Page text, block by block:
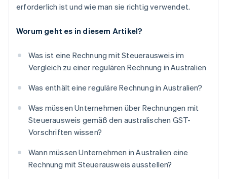
erforderlich ist und wie man sie richtig verwendet.
Worum geht es in diesem Artikel?
Was ist eine Rechnung mit Steuerausweis im
Vergleich zu einer regulären Rechnung in Australien
Was enthält eine reguläre Rechnung in Australien?
Was müssen Unternehmen über Rechnungen mit
Steuerausweis gemäß den australischen GST-
Vorschriften wissen?
Wann müssen Unternehmen in Australien eine
Rechnung mit Steuerausweis ausstellen?